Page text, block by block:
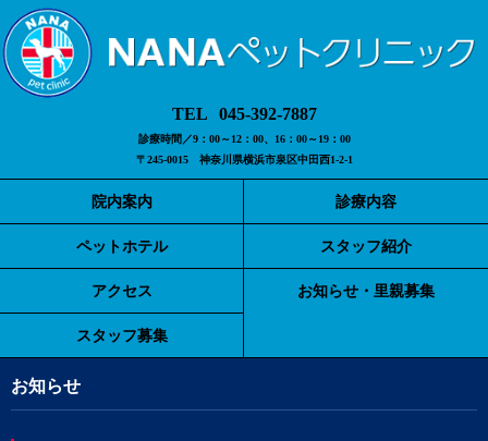
045-392-7887
診療時間／9：00～12：00、16：00～19：00
〒245-0015 神奈川県横浜市泉区中田西1-2-1
院内案内 診療内容
ペットホテル スタッフ紹介
アクセス お知らせ・里親募集
スタッフ募集
お知らせ